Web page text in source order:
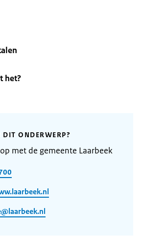
het?
DIT ONDERWERP?
met de gemeente Laarbeek